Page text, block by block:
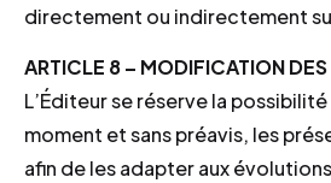
directement ou indirectement
ARTICLE 8 – MODIFICATION
L’Éditeur se réserve la
moment et sans préavis, les
afin de les adapter aux